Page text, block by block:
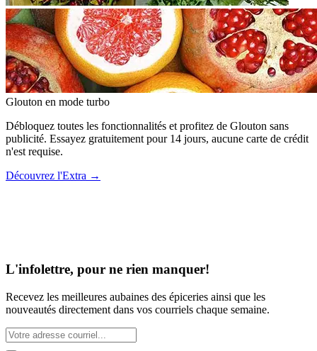
Glouton en mode turbo
Débloquez toutes les fonctionnalités et profitez de Glouton sans
publicité. Essayez gratuitement pour 14 jours, aucune carte de crédit
n'est requise.
Découvrez l'Extra →
L'infolettre, pour ne rien manquer!
Recevez les meilleures aubaines des épiceries ainsi que les
nouveautés directement dans vos courriels chaque semaine.